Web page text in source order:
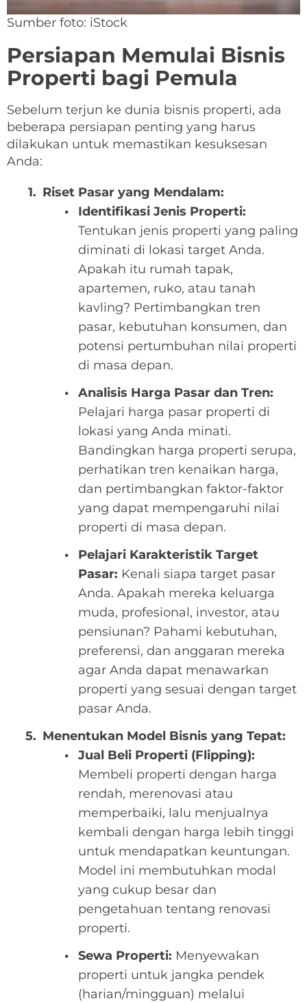
Sumber foto: iStock
Persiapan Memulai Bisnis
Properti bagi Pemula
Sebelum terjun ke dunia bisnis properti, ada
beberapa persiapan penting yang harus
dilakukan untuk memastikan kesuksesan
Anda:
Riset Pasar yang Mendalam:
Identifikasi Jenis Properti:
Tentukan jenis properti yang paling
diminati di lokasi target Anda.
Apakah itu rumah tapak,
apartemen, ruko, atau tanah
kavling? Pertimbangkan tren
pasar, kebutuhan konsumen, dan
potensi pertumbuhan nilai properti
di masa depan.
Analisis Harga Pasar dan Tren:
Pelajari harga pasar properti di
lokasi yang Anda minati.
Bandingkan harga properti serupa,
perhatikan tren kenaikan harga,
dan pertimbangkan faktor-faktor
yang dapat mempengaruhi nilai
properti di masa depan.
Pelajari Karakteristik Target
Pasar: Kenali siapa target pasar
Anda. Apakah mereka keluarga
muda, profesional, investor, atau
pensiunan? Pahami kebutuhan,
preferensi, dan anggaran mereka
agar Anda dapat menawarkan
properti yang sesuai dengan target
pasar Anda.
Menentukan Model Bisnis yang Tepat:
Jual Beli Properti (Flipping):
Membeli properti dengan harga
rendah, merenovasi atau
memperbaiki, lalu menjualnya
kembali dengan harga lebih tinggi
untuk mendapatkan keuntungan.
Model ini membutuhkan modal
yang cukup besar dan
pengetahuan tentang renovasi
properti.
Sewa Properti: Menyewakan
properti untuk jangka pendek
(harian/mingguan) melalui